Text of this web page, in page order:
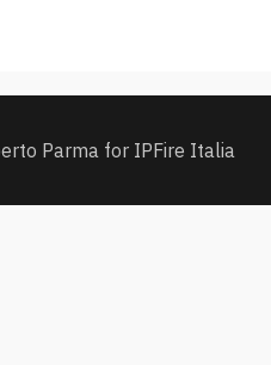
Parma for IPFire Italia